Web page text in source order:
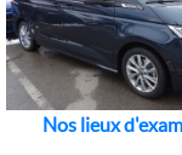
Nos lieux